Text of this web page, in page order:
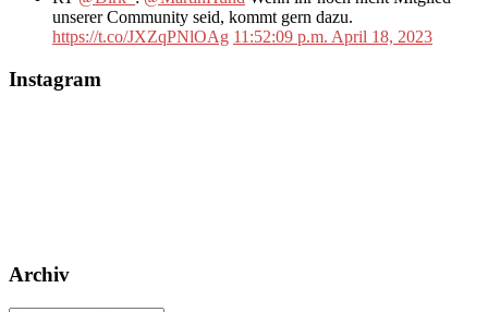
unserer Community seid, kommt gern dazu.
https://t.co/JXZqPNlOAg 11:52:09 p.m. April 18, 2023
Instagram
Archiv